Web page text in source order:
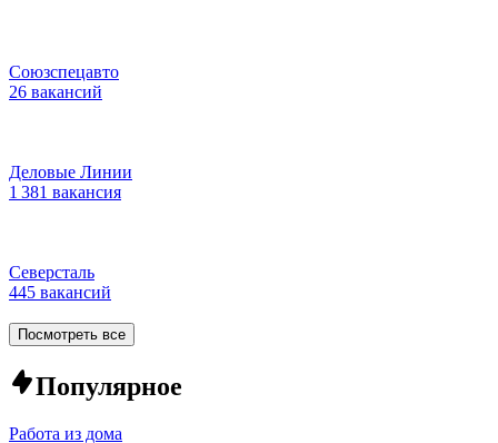
Союзспецавто
26 вакансий
Деловые Линии
1 381 вакансия
Северсталь
445 вакансий
Посмотреть все
Популярное
Работа из дома